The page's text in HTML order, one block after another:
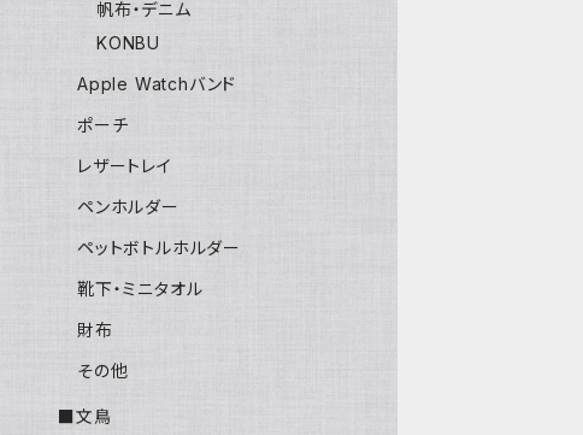
帆布・デニム
KONBU
Apple Watchバンド
ポーチ
レザートレイ
ペンホルダー
ペットボトルホルダー
靴下・ミニタオル
財布
その他
■文鳥